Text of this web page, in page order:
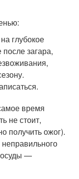
глубокое
загара,
время
не стоит,
получить ожог).
—